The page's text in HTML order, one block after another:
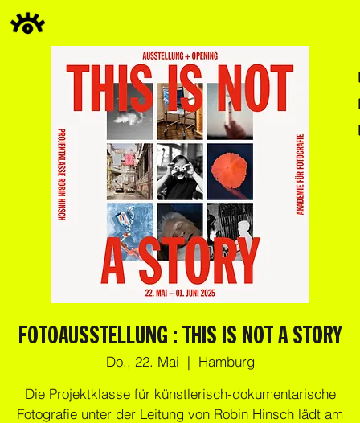
FOTOAUSSTELLUNG : THIS IS NOT A STORY
Do., 22. Mai
  |
Hamburg
Die Projektklasse für künstlerisch-dokumentarische
Fotografie unter der Leitung von Robin Hinsch lädt am